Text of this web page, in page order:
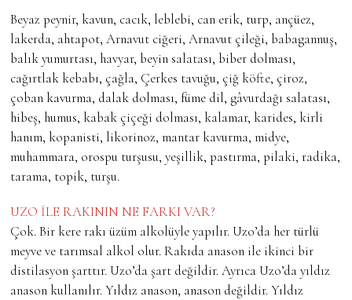
Beyaz peynir, kavun, cacık, leblebi, can erik, turp, ançüez,
lakerda, ahtapot, Arnavut ciğeri, Arnavut çileği, babagannuş,
balık yumurtası, havyar, beyin salatası, biber dolması,
cağırtlak kebabı, çağla, Çerkes tavuğu, çiğ köfte, çiroz,
çoban kavurma, dalak dolması, füme dil, gâvurdağı salatası,
hibeş, humus, kabak çiçeği dolması, kalamar, karides, kirli
hanım, kopanisti, likorinoz, mantar kavurma, midye,
muhammara, orospu turşusu, yeşillik, pastırma, pilaki, radika,
tarama, topik, turşu.
UZO İLE RAKININ NE FARKI VAR?
Çok. Bir kere rakı üzüm alkolüyle yapılır. Uzo’da her türlü
meyve ve tarımsal alkol olur. Rakıda anason ile ikinci bir
distilasyon şarttır. Uzo’da şart değildir. Ayrıca Uzo’da yıldız
anason kullanılır. Yıldız anason, anason değildir. Yıldız